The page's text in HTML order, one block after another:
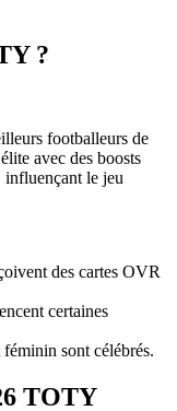
?
footballeurs de
avec des boosts
influençant le jeu
des cartes OVR
certaines
sont célébrés.
TOTY